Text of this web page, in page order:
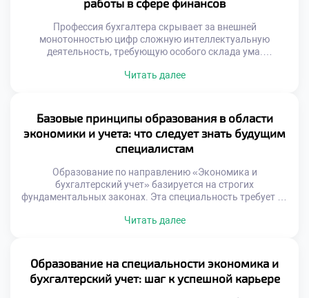
Специалист здесь […]
работы в сфере финансов
Профессия бухгалтера скрывает за внешней
монотонностью цифр сложную интеллектуальную
деятельность, требующую особого склада ума.
готовит специалистов, способных видеть за сухими
хозяйственных фактов. Особенности работы
заключаются не столько в вычислениях, сколько в
поддержании порядка в хаосе операций. Специалист
выступает […]
Читать далее
Базовые принципы образования в области
экономики и учета: что следует знать будущим
специалистам
Образование по направлению «Экономика и
бухгалтерский учет» базируется на строгих
фундаментальных законах. Эта специальность требует от
эксперт обязан понимать логику финансовых потоков
процессов предприятия. Только так формируется
настоящее профессиональное мастерство выпускника.
Знание принципов отличает специалиста от простого […]
Читать далее
Образование на специальности экономика и
бухгалтерский учет: шаг к успешной карьере